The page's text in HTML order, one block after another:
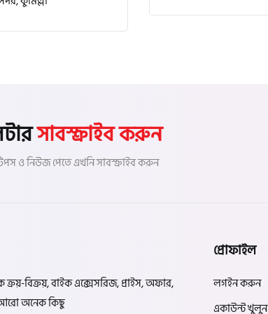
সাবস্ক্রাইব করুন
ও নিউজ পেতে এখনি সাবস্ক্রাইব করুন
ক্রয়-বিক্রয়, বাইক এক্সেসরিজ, প্রাইস, অফার,
অনেক কিছু
প্রোফাইল
লগইন করুন
একাউন্ট খুলুন